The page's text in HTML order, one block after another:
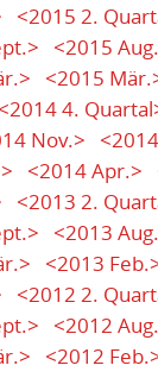
<2015 2.
<2015
<2015
<2014 4.
Nov.>
<2014 Apr.>
<2013 2.
<2013
<2013
<2012 2.
<2012
<2012